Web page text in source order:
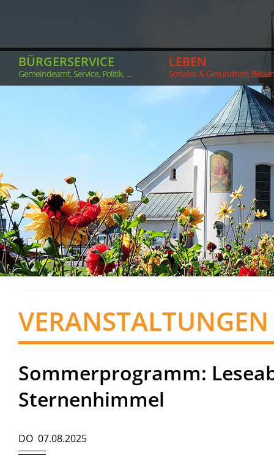
BÜRGERSERVICE
Gemeindeamt, Service, Politik, ...
LEBEN
Soziales & Gesundheit,
VERANSTALTUNGEN
Sommerprogramm:
Sternenhimmel
DO 07.08.2025